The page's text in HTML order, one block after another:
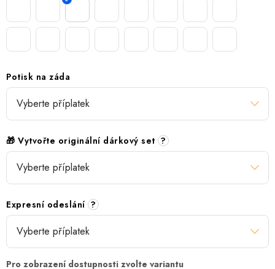
Potisk na záda
🎁 Vytvořte originální dárkový set ?
Expresní odeslání ?